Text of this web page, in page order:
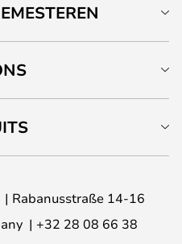
Rabanusstraße 14-16
+32 28 08 66 38